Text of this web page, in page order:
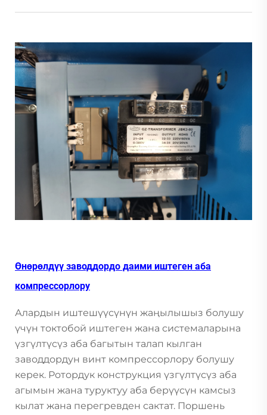
Өнөрөлдүү заводдордо даими иштеген аба
компрессорлору
Алардын иштешүүсүнүн жаңылышыз болушу
үчүн токтобой иштеген жана системаларына
үзгүлтүсүз аба багытын талап кылган
заводдордун винт компрессорлору болушу
керек. Ротордук конструкция үзгүлтүсүз аба
агымын жана туруктуу аба берүүсүн камсыз
кылат жана перегревден сактат. Поршень